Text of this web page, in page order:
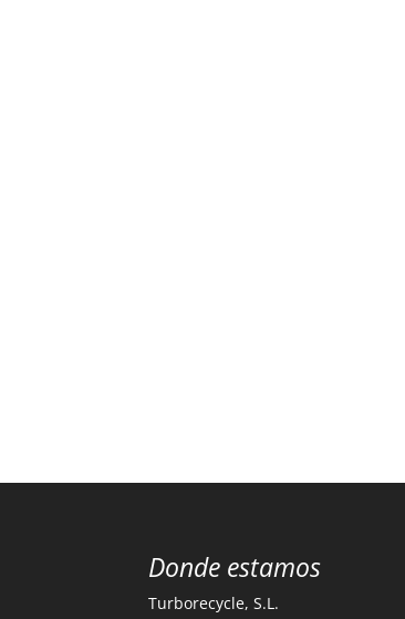
Donde estamos
Turborecycle, S.L.